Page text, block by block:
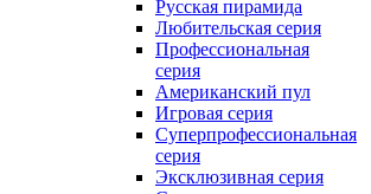
Русская пирамида
Любительская серия
Профессиональная
серия
Американский пул
Игровая серия
Суперпрофессиональная
серия
Эксклюзивная серия